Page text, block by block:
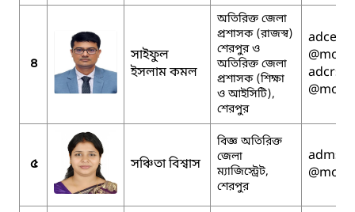
৪
সাইফুল
ইসলাম কমল
অতিরিক্ত জেলা
প্রশাসক (রাজস্ব)
শেরপুর ও
অতিরিক্ত জেলা
প্রশাসক (শিক্ষা
ও আইসিটি),
শেরপুর
৫ সঞ্চিতা বিশ্বাস
বিজ্ঞ অতিরিক্ত
জেলা
ম্যাজিস্ট্রেট,
শেরপুর